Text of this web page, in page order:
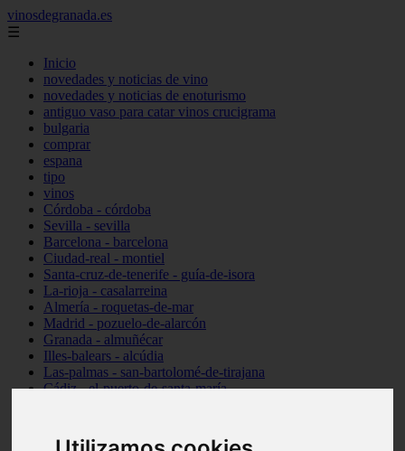
vinosdegranada.es
☰
Inicio
novedades y noticias de vino
novedades y noticias de enoturismo
antiguo vaso para catar vinos crucigrama
bulgaria
comprar
espana
tipo
vinos
Córdoba - córdoba
Sevilla - sevilla
Barcelona - barcelona
Ciudad-real - montiel
Santa-cruz-de-tenerife - guía-de-isora
La-rioja - casalarreina
Almería - roquetas-de-mar
Madrid - pozuelo-de-alarcón
Granada - almuñécar
Illes-balears - alcúdia
Las-palmas - san-bartolomé-de-tirajana
Cádiz - el-puerto-de-santa-maría
Santa-cruz-de-tenerife - los-llanos-de-aridane